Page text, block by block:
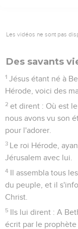
Les vidéos ne sont pas
Des savants
1 Jésus étant né à
Hérode, voici des
2 et dirent : Où est
nous avons vu son
pour l'adorer.
3 Le roi Hérode,
Jérusalem avec lui.
4 Il assembla tous
du peuple, et il
Christ.
5 Ils lui dirent : A
écrit par le prophète